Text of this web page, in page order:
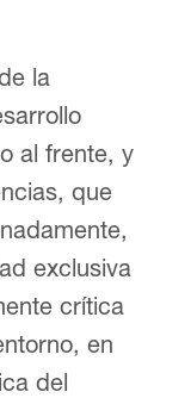
la
al frente, y
que
exclusiva
crítica
en
del